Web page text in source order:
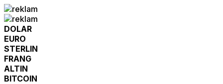
DOLAR
EURO
STERLIN
FRANG
ALTIN
BITCOIN